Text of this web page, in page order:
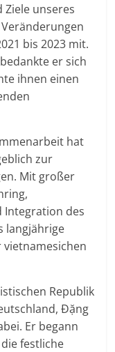
Ziele unseres
bis 2023 mit.
er sich
ihnen einen
hat
zur
Mit großer
Integration des
langjährige
vietnamesichen
Republik
Đặng
Er begann
festliche